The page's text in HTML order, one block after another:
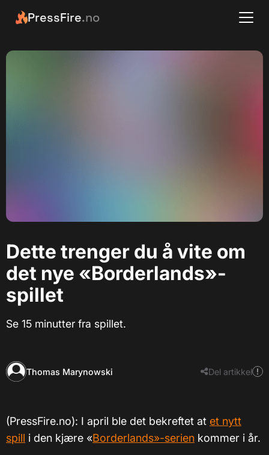
PressFire.no
Dette trenger du å vite om
det nye «Borderlands»-
spillet
Se 15 minutter fra spillet.
Thomas Marynowski Del artikkel
(PressFire.no): I april ble det bekreftet at et nytt
spill i den kjære «Borderlands»-serien kommer i år.